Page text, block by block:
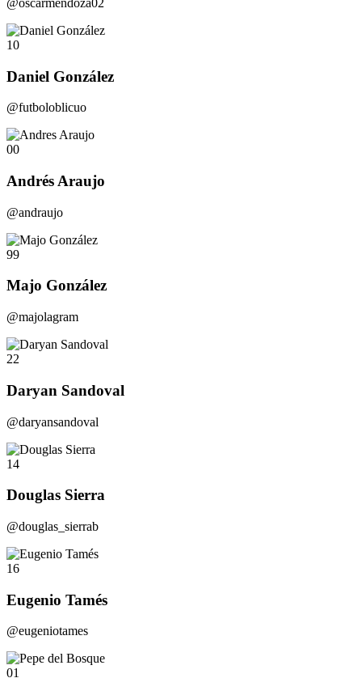
10
Daniel González
@futboloblicuo
00
Andrés Araujo
@andraujo
99
Majo González
@majolagram
22
Daryan Sandoval
@daryansandoval
14
Douglas Sierra
@douglas_sierrab
16
Eugenio Tamés
@eugeniotames
01